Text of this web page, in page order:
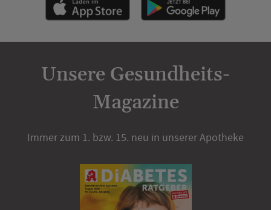
Unsere Gesundheits-
Magazine
Immer zum 1. bzw. 15. neu in unserer Apotheke